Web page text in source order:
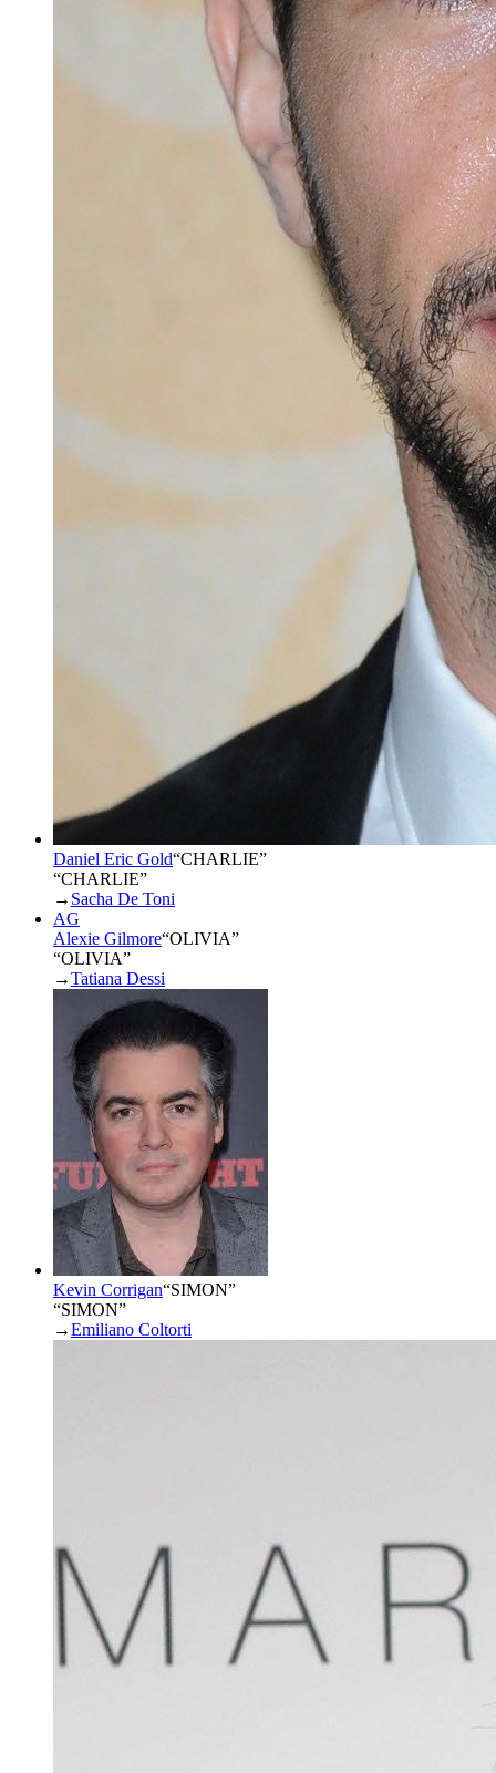
Daniel Eric Gold“CHARLIE”
“CHARLIE”
→ Sacha De Toni
AG
Alexie Gilmore“OLIVIA”
“OLIVIA”
→Tatiana Dessi
Kevin Corrigan“SIMON”
“SIMON”
→Emiliano Coltorti